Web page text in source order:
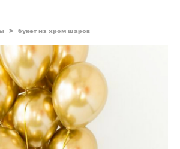
> букет из хром шаров